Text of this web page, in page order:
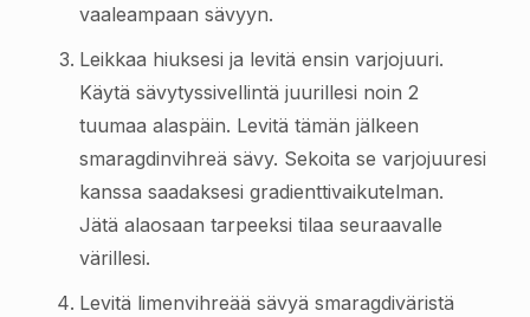
vaaleampaan sävyyn.
Leikkaa hiuksesi ja levitä ensin varjojuuri.
Käytä sävytyssivellintä juurillesi noin 2
tuumaa alaspäin. Levitä tämän jälkeen
smaragdinvihreä sävy. Sekoita se varjojuuresi
kanssa saadaksesi gradienttivaikutelman.
Jätä alaosaan tarpeeksi tilaa seuraavalle
värillesi.
Levitä limenvihreää sävyä smaragdiväristä